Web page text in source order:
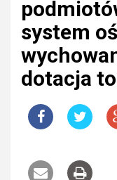
system
dotacja